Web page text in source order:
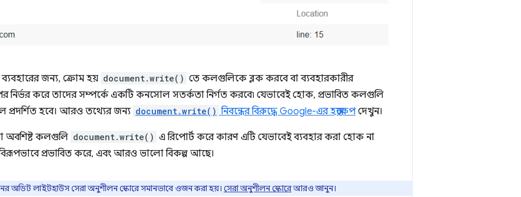
জন্য, ক্রোম হয় document.write() তে কলগুলিকে ব্লক করবে বা ব্যবহারকারীর
নির্ভর করে তাদের সম্পর্কে একটি কনসোল সতর্কতা নির্গত করবে৷ যেভাবেই হোক, প্রভাবিত কলগুলি
প্রদর্শিত হবে। আরও তথ্যের জন্য document.write() নিবন্ধের বিরুদ্ধে Google-এর হস্তক্ষেপদেখুন।
অবশিষ্ট কলগুলি document.write() এ রিপোর্ট করে কারণ এটি যেভাবেই ব্যবহার করা হোক না
প্রভাবিত করে, এবং আরও ভালো বিকল্প আছে।
অডিট লাইটহাউস সেরা অনুশীলন স্কোরে সমানভাবে ওজন করা হয়। সেরা অনুশীলন স্কোরেআরও জানুন।